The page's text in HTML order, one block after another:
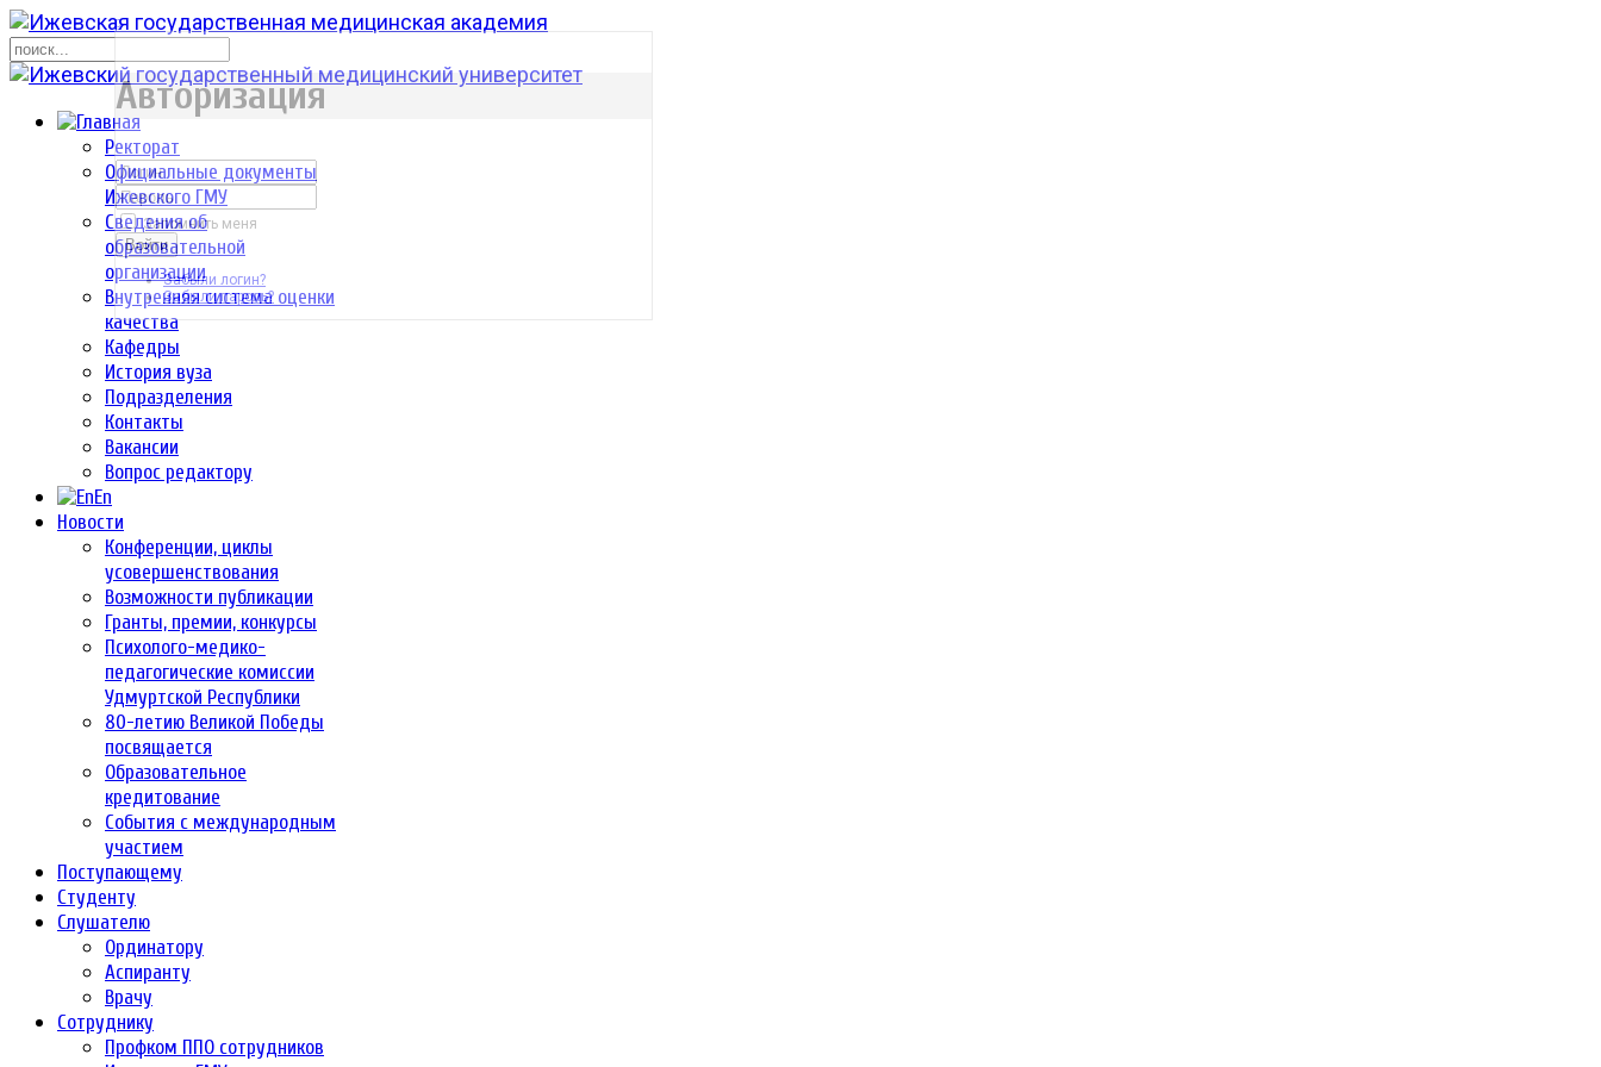
Ректорат
Официальные документы
Ижевского ГМУ
Сведения об
образовательной
организации
Внутренняя система оценки
качества
Кафедры
История вуза
Подразделения
Контакты
Вакансии
Вопрос редактору
En
Новости
Конференции, циклы
усовершенствования
Возможности публикации
Гранты, премии, конкурсы
Психолого-медико-
педагогические комиссии
Удмуртской Республики
80-летию Великой Победы
посвящается
Образовательное
кредитование
События с международным
участием
Поступающему
Студенту
Слушателю
Ординатору
Аспиранту
Врачу
Сотруднику
Профком ППО сотрудников
р
Авторизация
Запомнить меня
Войти
Забыли логин?
Забыли пароль?